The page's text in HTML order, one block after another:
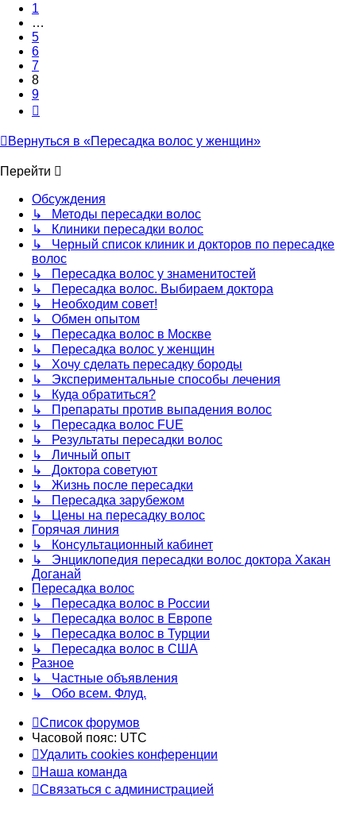
1
…
5
6
7
8
9
Вернуться в «Пересадка волос у женщин»
Перейти
Обсуждения
↳ Методы пересадки волос
↳ Клиники пересадки волос
↳ Черный список клиник и докторов по пересадке
волос
↳ Пересадка волос у знаменитостей
↳ Пересадка волос. Выбираем доктора
↳ Необходим совет!
↳ Обмен опытом
↳ Пересадка волос в Москве
↳ Пересадка волос у женщин
↳ Хочу сделать пересадку бороды
↳ Экспериментальные способы лечения
↳ Куда обратиться?
↳ Препараты против выпадения волос
↳ Пересадка волос FUE
↳ Результаты пересадки волос
↳ Личный опыт
↳ Доктора советуют
↳ Жизнь после пересадки
↳ Пересадка зарубежом
↳ Цены на пересадку волос
Горячая линия
↳ Консультационный кабинет
↳ Энциклопедия пересадки волос доктора Хакан
Доганай
Пересадка волос
↳ Пересадка волос в России
↳ Пересадка волос в Европе
↳ Пересадка волос в Турции
↳ Пересадка волос в США
Разное
↳ Частные объявления
↳ Обо всем. Флуд.
Список форумов
Часовой пояс: UTC
Удалить cookies конференции
Наша команда
Связаться с администрацией